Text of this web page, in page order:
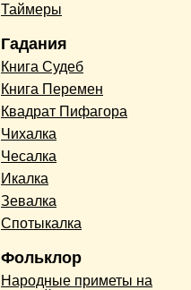
Таймеры
Гадания
Книга Судеб
Книга Перемен
Квадрат Пифагора
Чихалка
Чесалка
Икалка
Зевалка
Спотыкалка
Фольклор
Народные приметы на